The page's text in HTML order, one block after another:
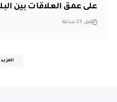
على عمق العلاقات بين
قبل 23 ساعة
المزيد